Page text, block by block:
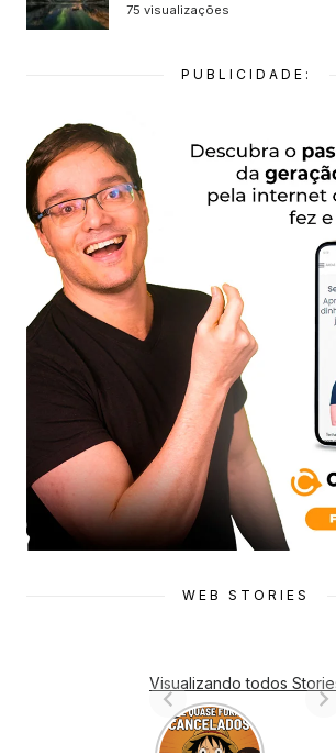
75 visualizações
PUBLICIDADE:
WEB STORIES
Visualizando todos
7 Animes
que quase